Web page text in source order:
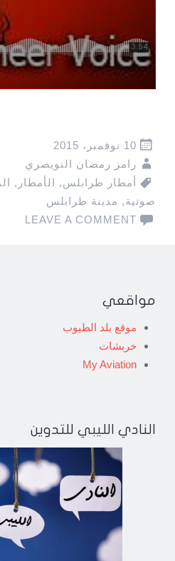
10 نوفمبر، 2015
رامز رمضان النويصري
أمطار طرابلس, الأمطار ,
صوتية, مدينة طرابلس
LEAVE A COMMENT
مواقعي
موقع بلد الطيوب
خربشات
My Aviation
النادي الليبي للتدوين